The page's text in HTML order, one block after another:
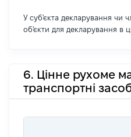
У суб'єкта декларування чи
об'єкти для декларування в
6. Цінне рухоме
транспортні